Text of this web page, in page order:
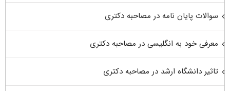
سوالات پایان نامه در مصاحبه دکتری
معرفی خود به انگلیسی در مصاحبه دکتری
تاثیر دانشگاه ارشد در مصاحبه دکتری